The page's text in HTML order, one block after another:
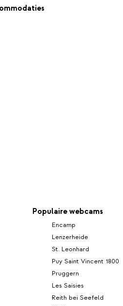
Populaire webcams
Encamp
Lenzerheide
St. Leonhard
Puy Saint Vincent 1800
Pruggern
Les Saisies
Reith bei Seefeld